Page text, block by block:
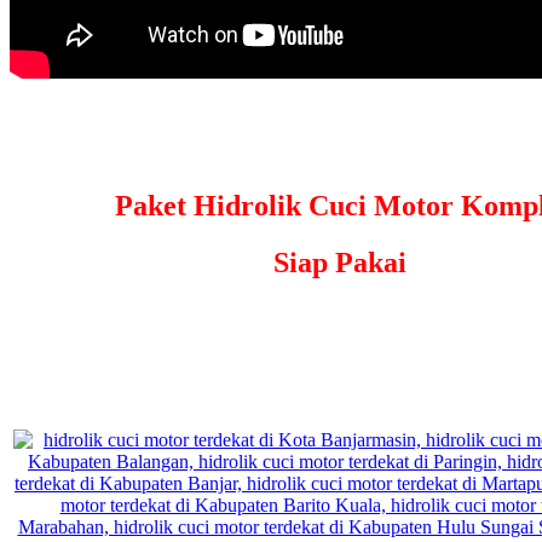
Paket Hidrolik Cuci Motor
Siap Pakai